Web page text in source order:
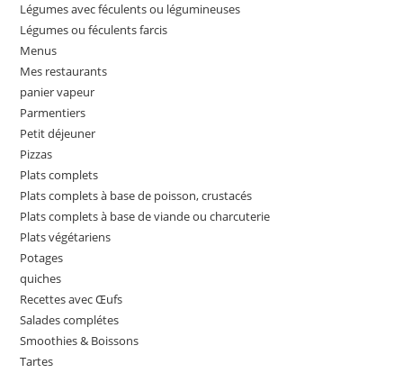
Légumes avec féculents ou légumineuses
Légumes ou féculents farcis
Menus
Mes restaurants
panier vapeur
Parmentiers
Petit déjeuner
Pizzas
Plats complets
Plats complets à base de poisson, crustacés
Plats complets à base de viande ou charcuterie
Plats végétariens
Potages
quiches
Recettes avec Œufs
Salades complétes
Smoothies & Boissons
Tartes